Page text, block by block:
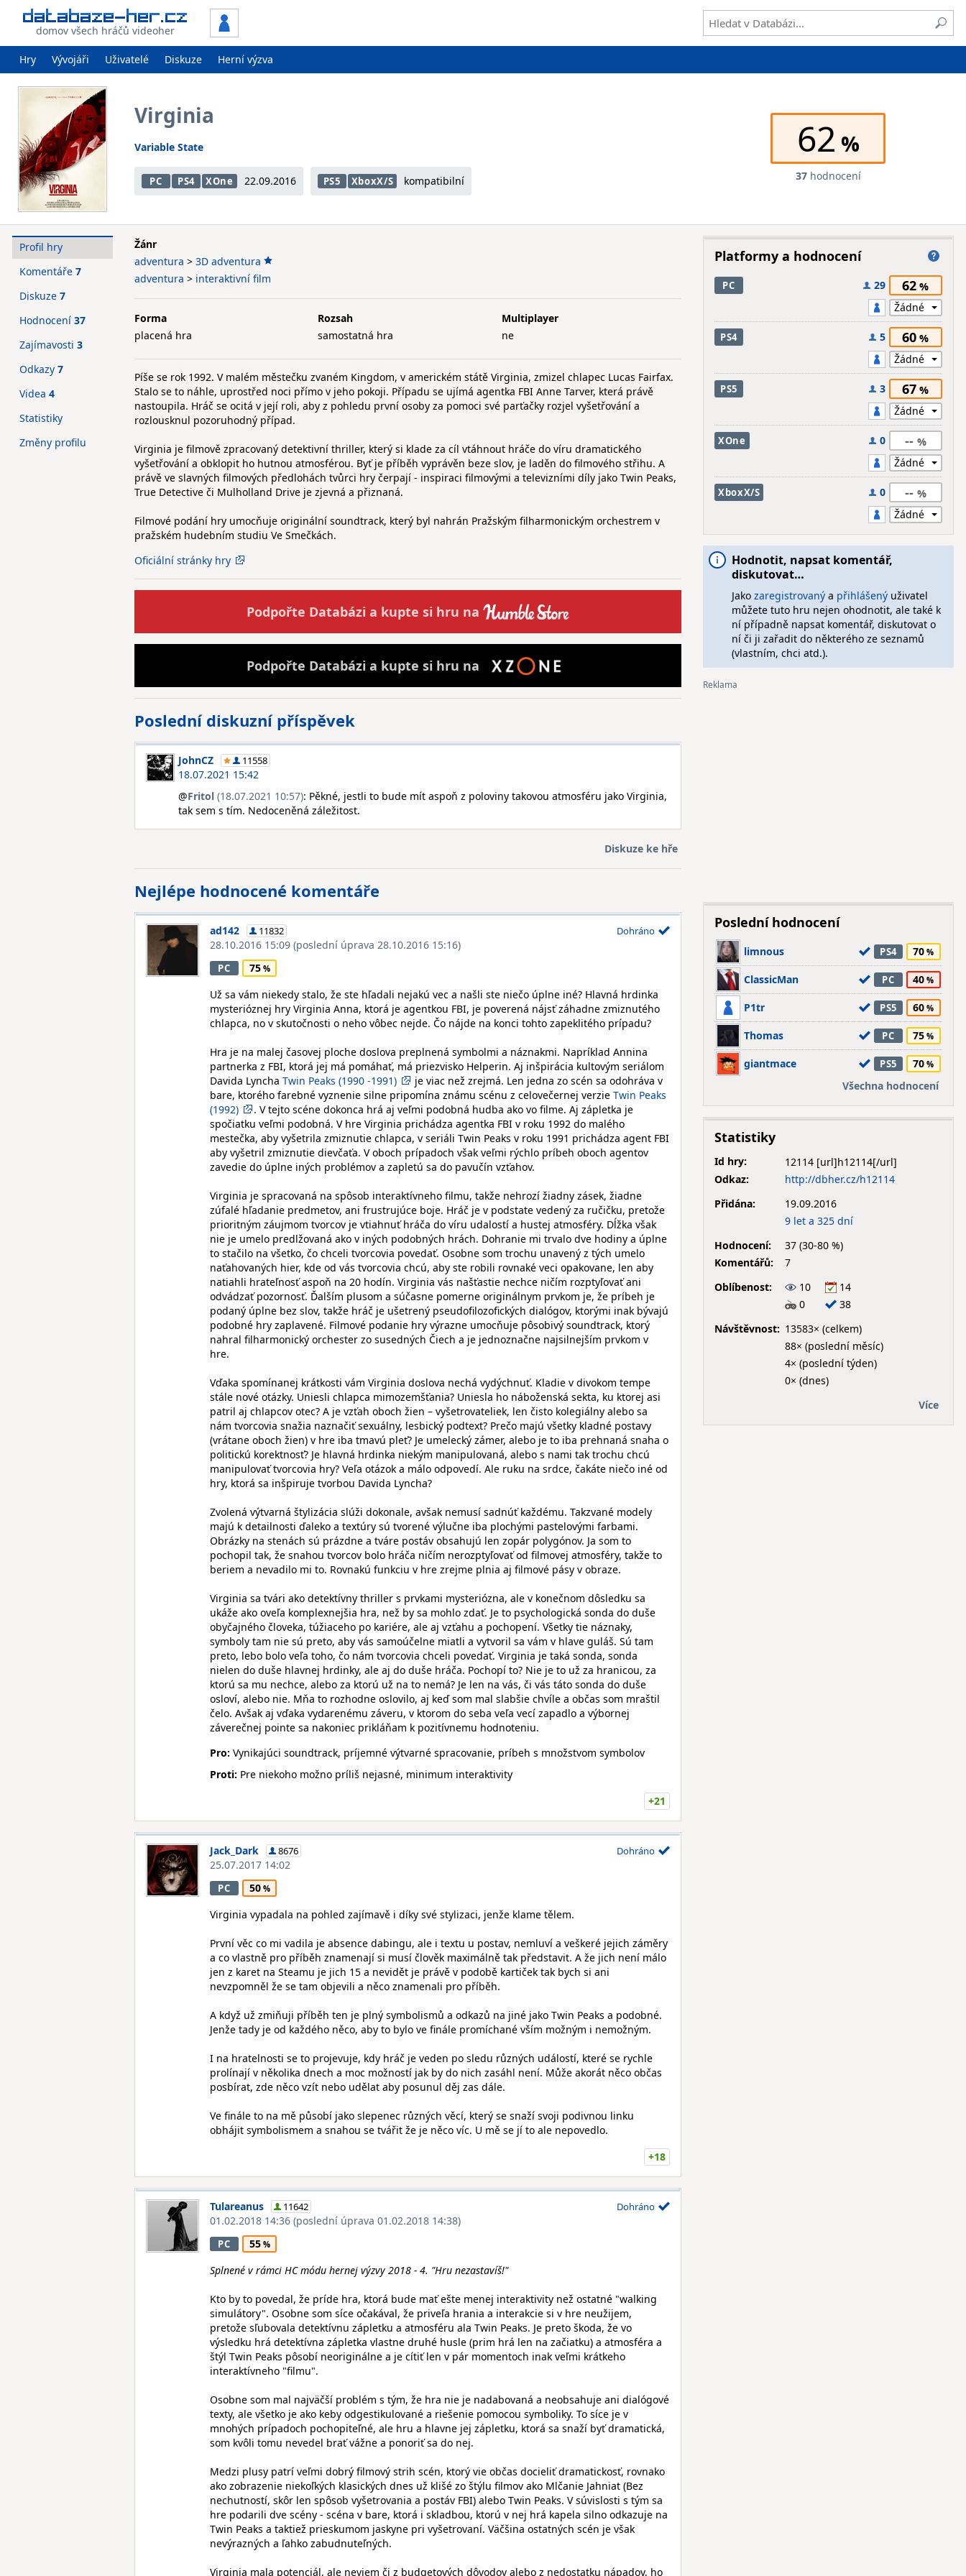
domov všech hráčů videoher
Hry Vývojáři Uživatelé Diskuze Herní výzva
Virginia
Variable State
PC PS4 XOne 22.09.2016 PS5 XboxX/S kompatibilní
62
37hodnocení
Žánr
adventura > 3D adventura
adventura > interaktivní film
Forma
placená hra
Rozsah
samostatná hra
Multiplayer
ne
Píše se rok 1992. V malém městečku zvaném Kingdom, v americkém státě Virginia, zmizel chlapec Lucas Fairfax.
Stalo se to náhle, uprostřed noci přímo v jeho pokoji. Případu se ujímá agentka FBI Anne Tarver, která právě
nastoupila. Hráč se ocitá v její roli, aby z pohledu první osoby za pomoci své parťačky rozjel vyšetřování a
rozlousknul pozoruhodný případ.
Virginia je filmově zpracovaný detektivní thriller, který si klade za cíl vtáhnout hráče do víru dramatického
vyšetřování a obklopit ho hutnou atmosférou. Byť je příběh vyprávěn beze slov, je laděn do filmového střihu. A
právě ve slavných filmových předlohách tvůrci hry čerpají - inspiraci filmovými a televizními díly jako Twin Peaks,
True Detective či Mulholland Drive je zjevná a přiznaná.
Filmové podání hry umocňuje originální soundtrack, který byl nahrán Pražským filharmonickým orchestrem v
pražském hudebním studiu Ve Smečkách.
Oficiální stránky hry
Podpořte Databázi a kupte si hru na
Podpořte Databázi a kupte si hru na
Poslední diskuzní příspěvek
JohnCZ 11558
18.07.2021 15:42
@Fritol (18.07.2021 10:57): Pěkné, jestli to bude mít aspoň z poloviny takovou atmosféru jako Virginia,
tak sem s tím. Nedoceněná záležitost.
Diskuze ke hře
Nejlépe hodnocené komentáře
ad142 11832
28.10.2016 15:09 (poslední úprava 28.10.2016 15:16)
Dohráno
PC
75
Už sa vám niekedy stalo, že ste hľadali nejakú vec a našli ste niečo úplne iné? Hlavná hrdinka
mysterióznej hry Virginia Anna, ktorá je agentkou FBI, je poverená nájsť záhadne zmiznutého
chlapca, no v skutočnosti o neho vôbec nejde. Čo nájde na konci tohto zapeklitého prípadu?
Hra je na malej časovej ploche doslova preplnená symbolmi a náznakmi. Napríklad Annina
partnerka z FBI, ktorá jej má pomáhať, má priezvisko Helperin. Aj inšpirácia kultovým seriálom
Davida Lyncha Twin Peaks (1990 -1991)
je viac než zrejmá. Len jedna zo scén sa odohráva v
bare, ktorého farebné vyznenie silne pripomína známu scénu z celovečernej verzie Twin Peaks
(1992)
. V tejto scéne dokonca hrá aj veľmi podobná hudba ako vo filme. Aj zápletka je
spočiatku veľmi podobná. V hre Virginia prichádza agentka FBI v roku 1992 do malého
mestečka, aby vyšetrila zmiznutie chlapca, v seriáli Twin Peaks v roku 1991 prichádza agent FBI
aby vyšetril zmiznutie dievčaťa. V oboch prípadoch však veľmi rýchlo príbeh oboch agentov
zavedie do úplne iných problémov a zapletú sa do pavučín vzťahov.
Virginia je spracovaná na spôsob interaktívneho filmu, takže nehrozí žiadny zásek, žiadne
zúfalé hľadanie predmetov, ani frustrujúce boje. Hráč je v podstate vedený za ručičku, pretože
prioritným záujmom tvorcov je vtiahnuť hráča do víru udalostí a hustej atmosféry. Dĺžka však
nie je umelo predlžovaná ako v iných podobných hrách. Dohranie mi trvalo dve hodiny a úplne
to stačilo na všetko, čo chceli tvorcovia povedať. Osobne som trochu unavený z tých umelo
naťahovaných hier, kde od vás tvorcovia chcú, aby ste robili rovnaké veci opakovane, len aby
natiahli hrateľnosť aspoň na 20 hodín. Virginia vás našťastie nechce ničím rozptyľovať ani
odvádzať pozornosť. Ďalším plusom a súčasne pomerne originálnym prvkom je, že príbeh je
podaný úplne bez slov, takže hráč je ušetrený pseudofilozofických dialógov, ktorými inak bývajú
podobné hry zaplavené. Filmové podanie hry výrazne umocňuje pôsobivý soundtrack, ktorý
nahral filharmonický orchester zo susedných Čiech a je jednoznačne najsilnejším prvkom v
hre.
Vďaka spomínanej krátkosti vám Virginia doslova nechá vydýchnuť. Kladie v divokom tempe
stále nové otázky. Uniesli chlapca mimozemšťania? Uniesla ho náboženská sekta, ku ktorej asi
patril aj chlapcov otec? A je vzťah oboch žien – vyšetrovateliek, len čisto kolegiálny alebo sa
nám tvorcovia snažia naznačiť sexuálny, lesbický podtext? Prečo majú všetky kladné postavy
(vrátane oboch žien) v hre iba tmavú pleť? Je umelecký zámer, alebo je to iba prehnaná snaha o
politickú korektnosť? Je hlavná hrdinka niekým manipulovaná, alebo s nami tak trochu chcú
manipulovať tvorcovia hry? Veľa otázok a málo odpovedí. Ale ruku na srdce, čakáte niečo iné od
hry, ktorá sa inšpiruje tvorbou Davida Lyncha?
Zvolená výtvarná štylizácia slúži dokonale, avšak nemusí sadnúť každému. Takzvané modely
majú k detailnosti ďaleko a textúry sú tvorené výlučne iba plochými pastelovými farbami.
Obrázky na stenách sú prázdne a tváre postáv obsahujú len zopár polygónov. Ja som to
pochopil tak, že snahou tvorcov bolo hráča ničím nerozptyľovať od filmovej atmosféry, takže to
beriem a nevadilo mi to. Rovnakú funkciu v hre zrejme plnia aj filmové pásy v obraze.
Virginia sa tvári ako detektívny thriller s prvkami mysteriózna, ale v konečnom dôsledku sa
ukáže ako oveľa komplexnejšia hra, než by sa mohlo zdať. Je to psychologická sonda do duše
obyčajného človeka, túžiaceho po kariére, ale aj vzťahu a pochopení. Všetky tie náznaky,
symboly tam nie sú preto, aby vás samoúčelne miatli a vytvoril sa vám v hlave guláš. Sú tam
preto, lebo bolo veľa toho, čo nám tvorcovia chceli povedať. Virginia je taká sonda, sonda
nielen do duše hlavnej hrdinky, ale aj do duše hráča. Pochopí to? Nie je to už za hranicou, za
ktorú sa mu nechce, alebo za ktorú už na to nemá? Je len na vás, či vás táto sonda do duše
osloví, alebo nie. Mňa to rozhodne oslovilo, aj keď som mal slabšie chvíle a občas som mraštil
čelo. Avšak aj vďaka vydarenému záveru, v ktorom do seba veľa vecí zapadlo a výbornej
záverečnej pointe sa nakoniec prikláňam k pozitívnemu hodnoteniu.
Pro: Vynikajúci soundtrack, príjemné výtvarné spracovanie, príbeh s množstvom symbolov
Proti: Pre niekoho možno príliš nejasné, minimum interaktivity
+21
Jack_Dark 8676
25.07.2017 14:02
Dohráno
PC
50
Virginia vypadala na pohled zajímavě i díky své stylizaci, jenže klame tělem.
První věc co mi vadila je absence dabingu, ale i textu u postav, nemluví a veškeré jejich záměry
a co vlastně pro příběh znamenají si musí člověk maximálně tak představit. A že jich není málo
jen z karet na Steamu je jich 15 a nevidět je právě v podobě kartiček tak bych si ani
nevzpomněl že se tam objevili a něco znamenali pro příběh.
A když už zmiňuji příběh ten je plný symbolismů a odkazů na jiné jako Twin Peaks a podobné.
Jenže tady je od každého něco, aby to bylo ve finále promíchané vším možným i nemožným.
I na hratelnosti se to projevuje, kdy hráč je veden po sledu různých událostí, které se rychle
prolínají v několika dnech a moc možností jak by do nich zasáhl není. Může akorát něco občas
posbírat, zde něco vzít nebo udělat aby posunul děj zas dále.
Ve finále to na mě působí jako slepenec různých věcí, který se snaží svoji podivnou linku
obhájit symbolismem a snahou se tvářit že je něco víc. U mě se jí to ale nepovedlo.
+18
Tulareanus 11642
01.02.2018 14:36 (poslední úprava 01.02.2018 14:38)
Dohráno
PC
55
Splnené v rámci HC módu hernej výzvy 2018 - 4. "Hru nezastavíš!"
Kto by to povedal, že príde hra, ktorá bude mať ešte menej interaktivity než ostatné "walking
simulátory". Osobne som síce očakával, že priveľa hrania a interakcie si v hre neužijem,
pretože sľubovala detektívnu zápletku a atmosféru ala Twin Peaks. Je preto škoda, že vo
výsledku hrá detektívna zápletka vlastne druhé husle (prim hrá len na začiatku) a atmosféra a
štýl Twin Peaks pôsobí neoriginálne a je cítiť len v pár momentoch inak veľmi krátkeho
interaktívneho "filmu".
Osobne som mal najväčší problém s tým, že hra nie je nadabovaná a neobsahuje ani dialógové
texty, ale všetko je ako keby odgestikulované a riešenie pomocou symboliky. To síce je v
mnohých prípadoch pochopiteľné, ale hru a hlavne jej zápletku, ktorá sa snaží byť dramatická,
som kvôli tomu nevedel brať vážne a ponoriť sa do nej.
Medzi plusy patrí veľmi dobrý filmový strih scén, ktorý vie občas docieliť dramatickosť, rovnako
ako zobrazenie niekoľkých klasických dnes už klišé zo štýlu filmov ako Mlčanie Jahniat (Bez
nechutností, skôr len spôsob vyšetrovania a postáv FBI) alebo Twin Peaks. V súvislosti s tým sa
hre podarili dve scény - scéna v bare, ktorá i skladbou, ktorú v nej hrá kapela silno odkazuje na
Twin Peaks a taktiež prieskumom jaskyne pri vyšetrovaní. Väčšina ostatných scén je však
nevýrazných a ľahko zabudnuteľných.
Virginia mala potenciál, ale neviem či z budgetových dôvodov alebo z nedostatku nápadov, ho
Profil hry
Komentáře 7
Diskuze 7
Hodnocení 37
Zajímavosti 3
Odkazy 7
Videa 4
Statistiky
Změny profilu
Platformy a hodnocení
PC 29 62
PS4 5 60
PS5 3 67
XOne 0 --
XboxX/S 0 --
Hodnotit, napsat komentář,
diskutovat…
Jako zaregistrovanýa přihlášenýuživatel
můžete tuto hru nejen ohodnotit, ale také k
ní případně napsat komentář, diskutovat o
ní či ji zařadit do některého ze seznamů
(vlastním, chci atd.).
Poslední hodnocení
limnous PS4 70
ClassicMan PC 40
P1tr PS5 60
Thomas PC 75
giantmace PS5
70
Všechna hodnocení
Statistiky
Id hry:
12114
Odkaz:
http://dbher.cz/h12114
Přidána:
19.09.2016
9 let a 325 dní
Hodnocení:
37 (30-80 %)
Komentářů:
7
Oblíbenost:
10
14
0
38
Návštěvnost: 13583× (celkem)
88× (poslední měsíc)
4× (poslední týden)
0× (dnes)
Více